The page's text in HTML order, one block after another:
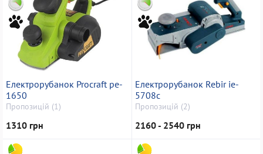
Електрорубанок Procraft pe-
1650
Пропозицій (1)
1310 грн
Електрорубанок Rebir ie-
5708c
Пропозицій (2)
2160 - 2540 грн